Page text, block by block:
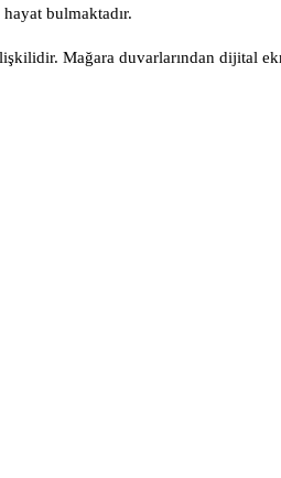
bulmaktadır.
Mağara duvarlarından dijital